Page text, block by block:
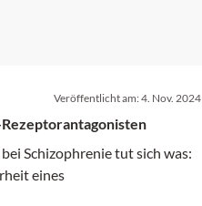
Veröffentlicht am:4. Nov. 2024
Schizophrenie tut sich was:
eines